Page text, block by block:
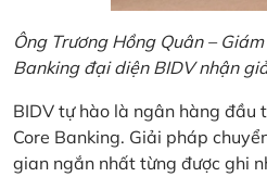
Ông Trương Hồng Quân –
Banking đại diện BIDV nhận
BIDV tự hào là ngân hàng đầu
Core Banking. Giải pháp
gian ngắn nhất từng được ghi